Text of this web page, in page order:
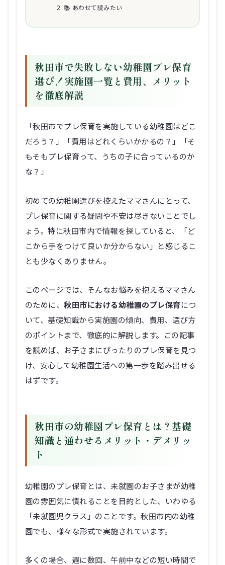
📚 あわせて読みたい
秋田市で失敗しない幼稚園プレ保育
選び！実施園一覧と費用、メリット
を徹底解説
「秋田市でプレ保育を実施している幼稚園はどこ
だろう？」「費用はどれくらいかかるの？」「そ
もそもプレ保育って、うちの子に合っているのか
な？」
初めての幼稚園選びを控えたママさんにとって、
プレ保育に関する疑問や不安は尽きないことでし
ょう。特に秋田市内で情報を探していると、「ど
こから手をつけて良いか分からない」と感じるこ
とも少なくありません。
このページでは、そんなお悩みを抱えるママさん
のために、秋田市における幼稚園のプレ保育につ
いて、基礎知識から実施園の傾向、費用、選び方
のポイントまで、徹底的に解説します。この記事
を読めば、お子さまにぴったりのプレ保育を見つ
け、安心して幼稚園生活への第一歩を踏み出せる
はずです。
秋田市の幼稚園プレ保育とは？基礎
知識と通わせるメリット・デメリッ
ト
幼稚園のプレ保育とは、未就園のお子さまが幼稚
園の雰囲気に慣れることを目的とした、いわゆる
「未就園児クラス」のことです。秋田市内の幼稚
園でも、様々な形式で実施されています。
多くの場合、週に数回、午前中などの短い時間で